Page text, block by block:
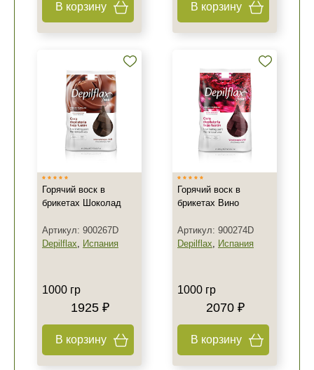
В корзину В корзину
Горячий воск в
брикетах Шоколад
Артикул: 900267D
Depilflax, Испания
1000 гр
1925 ₽
В корзину
Горячий воск в
брикетах Вино
Артикул: 900274D
Depilflax, Испания
1000 гр
2070 ₽
В корзину